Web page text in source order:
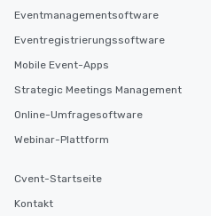
Eventmanagementsoftware
Eventregistrierungssoftware
Mobile Event-Apps
Strategic Meetings Management
Online-Umfragesoftware
Webinar-Plattform
Cvent-Startseite
Kontakt